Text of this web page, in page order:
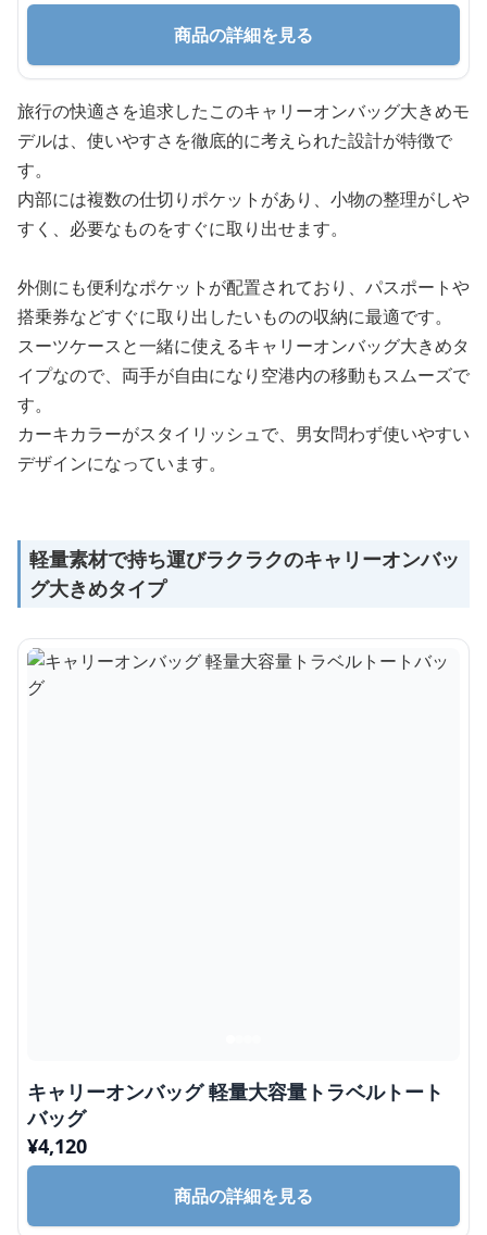
商品の詳細を見る
旅行の快適さを追求したこのキャリーオンバッグ大きめモ
デルは、使いやすさを徹底的に考えられた設計が特徴で
す。
内部には複数の仕切りポケットがあり、小物の整理がしや
すく、必要なものをすぐに取り出せます。
外側にも便利なポケットが配置されており、パスポートや
搭乗券などすぐに取り出したいものの収納に最適です。
スーツケースと一緒に使えるキャリーオンバッグ大きめタ
イプなので、両手が自由になり空港内の移動もスムーズで
す。
カーキカラーがスタイリッシュで、男女問わず使いやすい
デザインになっています。
軽量素材で持ち運びラクラクのキャリーオンバッ
グ大きめタイプ
キャリーオンバッグ 軽量大容量トラベルトート
バッグ
¥4,120
商品の詳細を見る